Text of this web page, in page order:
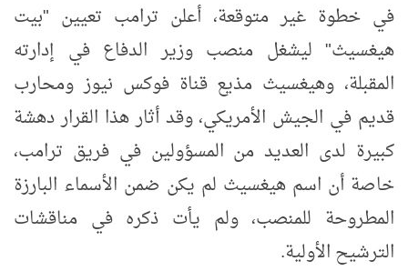
في خطوة غير متوقعة، أعلن ترامب تعيين "بيت
هيغسيث" ليشغل منصب وزير الدفاع في إدارته
المقبلة، وهيغسيث مذيع قناة فوكس نيوز ومحارب
قديم في الجيش الأمريكي، وقد أثار هذا القرار دهشة
كبيرة لدى العديد من المسؤولين في فريق ترامب،
خاصة أن اسم هيغسيث لم يكن ضمن الأسماء البارزة
المطروحة للمنصب، ولم يأت ذكره في مناقشات
الترشيح الأولية.